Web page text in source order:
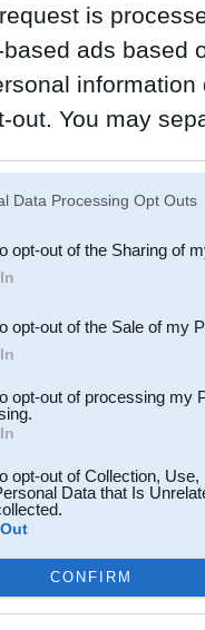
is
ads based
out. You may
Participants
Data Processing Opt Outs
opt-out of the Sharing of
opt-out of the Sale of my
opt-out of processing my
opt-out of Collection,
Data that Is
CONFIRM